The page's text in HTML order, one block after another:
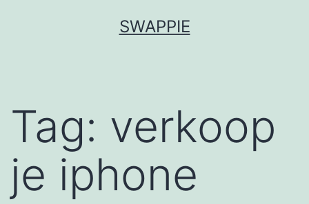
SWAPPIE
Tag: verkoop
je iphone